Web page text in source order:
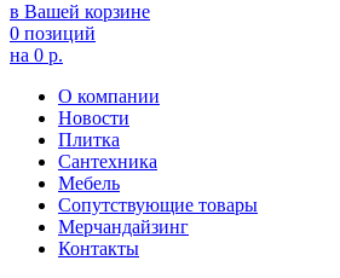
в Вашей корзине
0 позиций
на 0 р.
О компании
Новости
Плитка
Сантехника
Мебель
Сопутствующие товары
Мерчандайзинг
Контакты